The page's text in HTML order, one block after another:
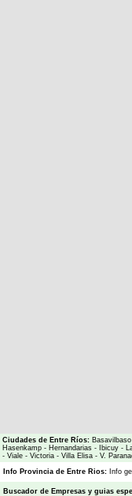
Ciudades de Entre Ríos: Basavilbaso
Hasenkamp - Hernandarias - Ibicuy -
- Viale - Victoria - Villa Elisa - V.
Info Provincia de Entre Rios: Info
Buscador de Empresas y guias